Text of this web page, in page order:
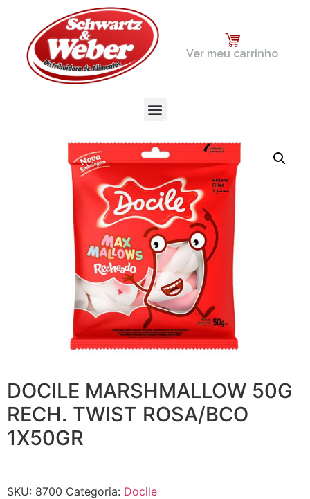
Ver meu carrinho
DOCILE MARSHMALLOW 50G
RECH. TWIST ROSA/BCO
1X50GR
SKU: 8700 Categoria: Docile